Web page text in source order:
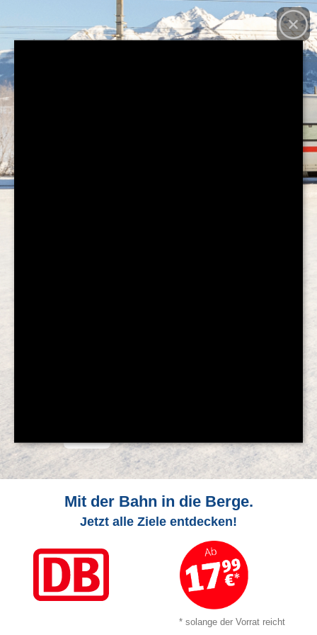
Mit der Bahn in die Berge.
Jetzt alle Ziele entdecken!
* solange der Vorrat reicht